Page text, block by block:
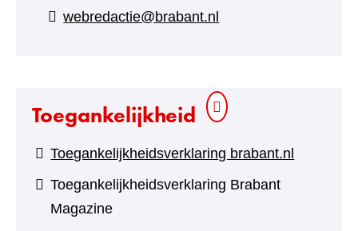
naar
webredactie@brabant.nl
Toegankelijkheid
Toegankelijkheidsverklaring brabant.nl
Toegankelijkheidsverklaring Brabant
Magazine